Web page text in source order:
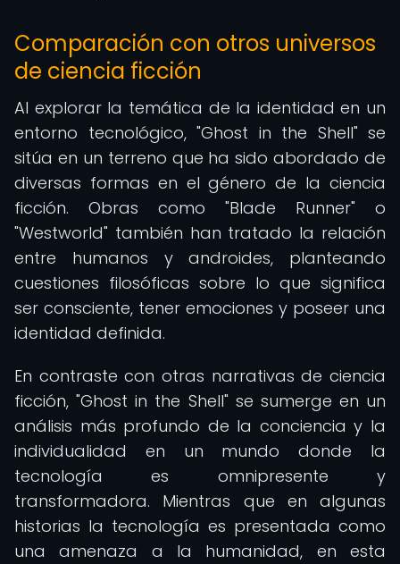
Comparación con otros universos
de ciencia ficción
Al explorar la temática de la identidad en un
entorno tecnológico, "Ghost in the Shell" se
sitúa en un terreno que ha sido abordado de
diversas formas en el género de la ciencia
ficción. Obras como "Blade Runner" o
"Westworld" también han tratado la relación
entre humanos y androides, planteando
cuestiones filosóficas sobre lo que significa
ser consciente, tener emociones y poseer una
identidad definida.
En contraste con otras narrativas de ciencia
ficción, "Ghost in the Shell" se sumerge en un
análisis más profundo de la conciencia y la
individualidad en un mundo donde la
tecnología es omnipresente y
transformadora. Mientras que en algunas
historias la tecnología es presentada como
una amenaza a la humanidad, en esta